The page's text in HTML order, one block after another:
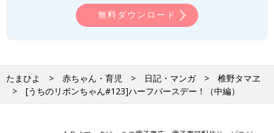
無料ダウンロード
たまひよ 赤ちゃん・育児 日記・マンガ
椎野タマヱ
[うちのリボンちゃん#123]ハーフバースデー！（中編）